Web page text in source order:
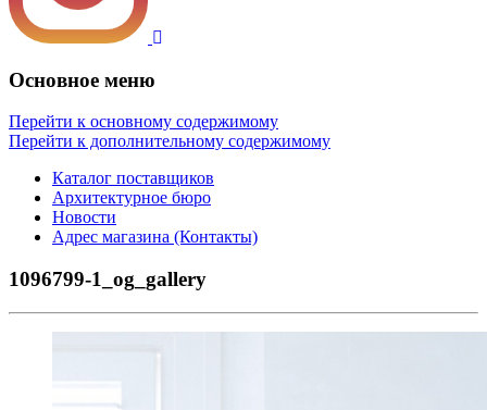
Основное меню
Перейти к основному содержимому
Перейти к дополнительному содержимому
Каталог поставщиков
Архитектурное бюро
Новости
Адрес магазина (Контакты)
1096799-1_og_gallery